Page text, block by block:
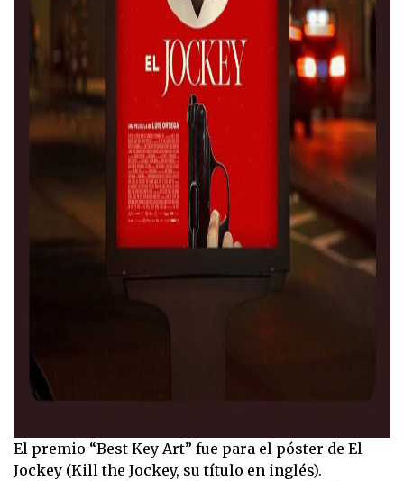
El premio “Best Key Art” fue para el póster de El
Jockey (Kill the Jockey, su título en inglés).